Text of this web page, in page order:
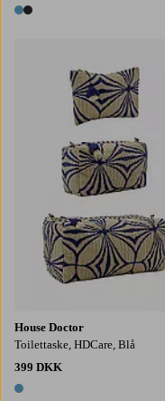
2 farver
House Doctor
Toilettaske, HDCare, Blå
399 DKK
1 farve